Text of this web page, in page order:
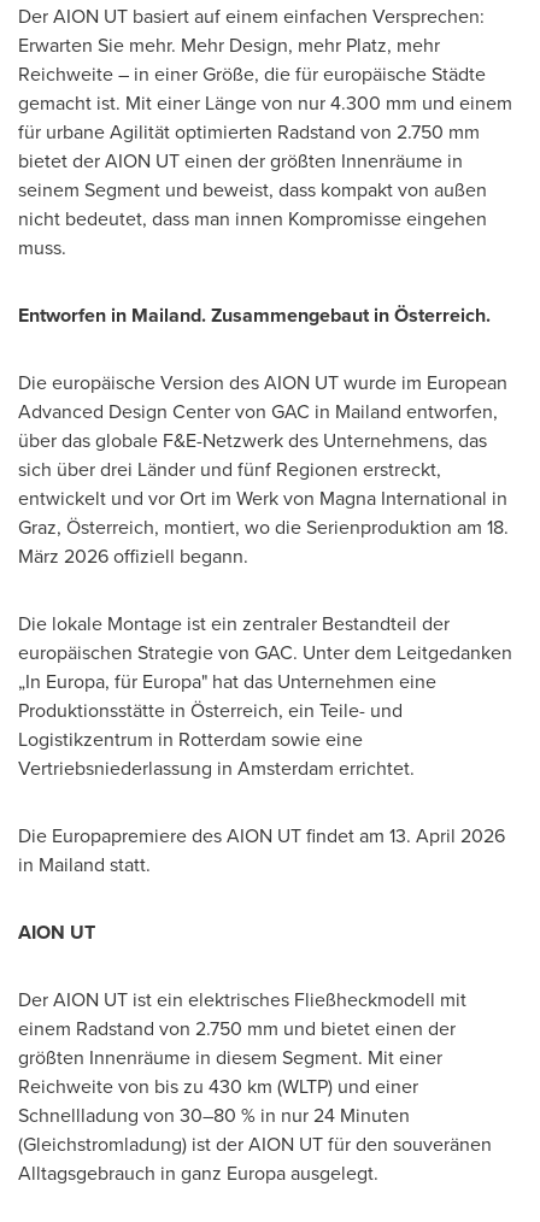
Der AION UT basiert auf einem einfachen Versprechen:
Erwarten Sie mehr. Mehr Design, mehr Platz, mehr
Reichweite – in einer Größe, die für europäische Städte
gemacht ist. Mit einer Länge von nur 4.300 mm und einem
für urbane Agilität optimierten Radstand von 2.750 mm
bietet der AION UT einen der größten Innenräume in
seinem Segment und beweist, dass kompakt von außen
nicht bedeutet, dass man innen Kompromisse eingehen
muss.
Entworfen in Mailand. Zusammengebaut in Österreich.
Die europäische Version des AION UT wurde im European
Advanced Design Center von GAC in Mailand entworfen,
über das globale F&E-Netzwerk des Unternehmens, das
sich über drei Länder und fünf Regionen erstreckt,
entwickelt und vor Ort im Werk von Magna International in
Graz, Österreich, montiert, wo die Serienproduktion am 18.
März 2026 offiziell begann.
Die lokale Montage ist ein zentraler Bestandteil der
europäischen Strategie von GAC. Unter dem Leitgedanken
„In Europa, für Europa" hat das Unternehmen eine
Produktionsstätte in Österreich, ein Teile- und
Logistikzentrum in Rotterdam sowie eine
Vertriebsniederlassung in Amsterdam errichtet.
Die Europapremiere des AION UT findet am 13. April 2026
in Mailand statt.
AION UT
Der AION UT ist ein elektrisches Fließheckmodell mit
einem Radstand von 2.750 mm und bietet einen der
größten Innenräume in diesem Segment. Mit einer
Reichweite von bis zu 430 km (WLTP) und einer
Schnellladung von 30–80 % in nur 24 Minuten
(Gleichstromladung) ist der AION UT für den souveränen
Alltagsgebrauch in ganz Europa ausgelegt.